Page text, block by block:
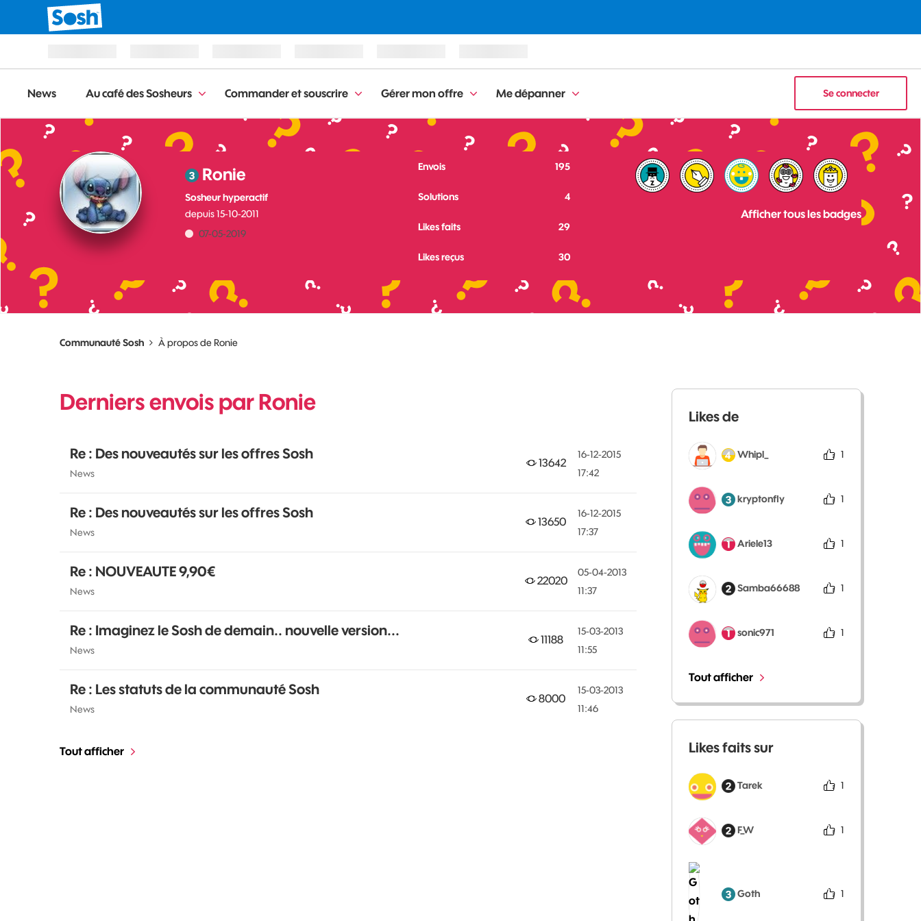
News Au café des Sosheurs Commander et souscrire Gérer mon offre Me dépanner Se connecter
Ronie
Sosheur hyperactif
depuis‎15-10-2011
‎07-05-2019
195
Envois
4
Solutions
29
Likes faits
30
Likes reçus
Afficher tous les badges
Communauté Sosh À propos de Ronie
Derniers envois par Ronie
Re : Des nouveautés sur les offres Sosh
News
13642
‎16-12-2015
17:42
Re : Des nouveautés sur les offres Sosh
News
13650
‎16-12-2015
17:37
Re : NOUVEAUTE 9,90€
News
22020
‎05-04-2013
11:37
Re : Imaginez le Sosh de demain.. nouvelle version...
News
11188
‎15-03-2013
11:55
Re : Les statuts de la communauté Sosh
News
8000
‎15-03-2013
11:46
Tout afficher
Likes de
Whipl_ 1
kryptonfly 1
Ariele13 1
Samba66688 1
sonic971 1
Tout afficher
Likes faits sur
Tarek 1
F_W 1
Goth 1